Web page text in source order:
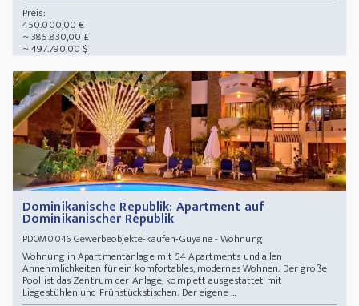
Preis:
450.000,00 €
~ 385.830,00 £
~ 497.790,00 $
Dominikanische Republik: Apartment auf
Dominikanischer Republik
PDOM0046Gewerbeobjekte-kaufen-Guyane - Wohnung
Wohnung in Apartmentanlage mit 54 Apartments und allen
Annehmlichkeiten für ein komfortables, modernes Wohnen. Der große
Pool ist das Zentrum der Anlage, komplett ausgestattet mit
Liegestühlen und Frühstückstischen. Der eigene ...